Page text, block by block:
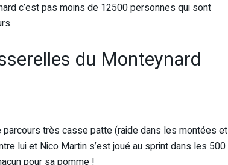
c’est pas moins de 12500 personnes qui sont
du Monteynard
très casse patte (raide dans les montées et
lui et Nico Martin s’est joué au sprint dans les 500
pour sa pomme !